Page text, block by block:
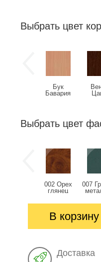
Выбрать цвет
Бук
Бавария
Выбрать цвет
002 Орех
глянец
007
В корзину
Доставка